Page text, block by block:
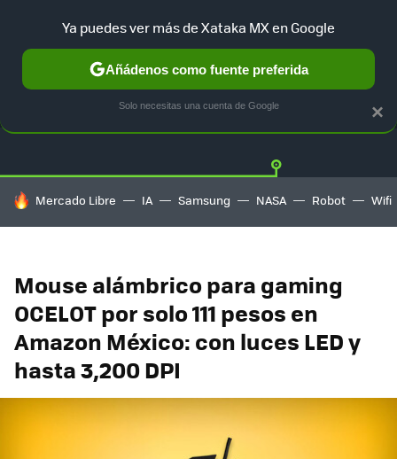
GUÍA DE COMPRAS MERCADO LIBRE
HOY SE HABLA DE
Mercado Libre IA Samsung NASA Robot Wifi
Mouse alámbrico para gaming
OCELOT por solo 111 pesos en
Amazon México: con luces LED y
hasta 3,200 DPI
×
Ya puedes ver más de Xataka MX en Google
Añádenos como fuente preferida
Solo necesitas una cuenta de Google